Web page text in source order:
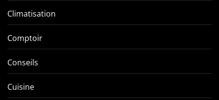
Climatisation
Comptoir
Conseils
Cuisine